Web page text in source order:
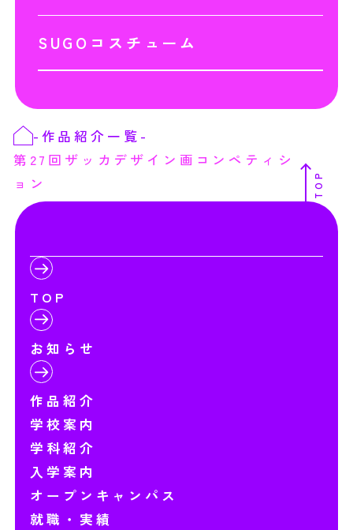
SUGOコスチューム
- 作品紹介一覧 -
第27回ザッカデザイン画コンペティシ
ョン
TOP
TOP
お知らせ
作品紹介
学校案内
学科紹介
入学案内
オープンキャンパス
就職・実績